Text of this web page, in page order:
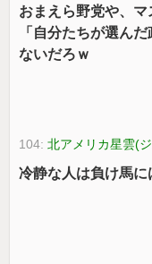
おまえら野党や、マ
「自分たちが選ん
ないだろｗ
104:北アメリカ星雲(
冷静な人は負け馬に